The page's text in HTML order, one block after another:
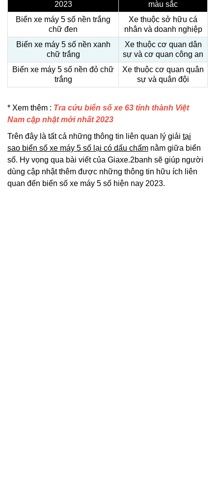
2023
màu sắc
Biển xe máy 5 số nền trắng
chữ đen
Xe thuộc sở hữu cá
nhân và doanh nghiệp
Biển xe máy 5 số nền xanh
chữ trắng
Xe thuộc cơ quan dân
sự và cơ quan công an
Biển xe máy 5 số nền đỏ chữ
trắng
Xe thuộc cơ quan quân
sự và quân đội
* Xem thêm : Tra cứu biển số xe 63 tỉnh thành Việt
Nam cập nhật mới nhất 2023
Trên đây là tất cả những thông tin liên quan lý giải tại
sao biển số xe máy 5 số lại có dấu chấm nằm giữa biển
số. Hy vọng qua bài viết của Giaxe.2banh sẽ giúp người
dùng cập nhật thêm được những thông tin hữu ích liên
quan đến biển số xe máy 5 số hiện nay 2023.